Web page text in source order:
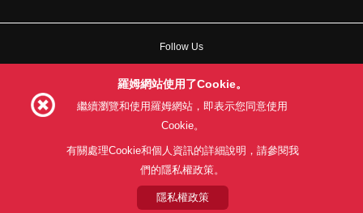
Follow Us
利用目的 隱私權政策
關於本公司產品銷售之標準條款(PDF)
© 1997 - 2026 ROHM CO., LTD. ALL RIGHTS RESERVED.
羅姆網站使用了Cookie。
繼續瀏覽和使用羅姆網站，即表示您同意使用
Cookie。
有關處理Cookie和個人資訊的詳細說明，請參閱我
們的隱私權政策。
隱私權政策